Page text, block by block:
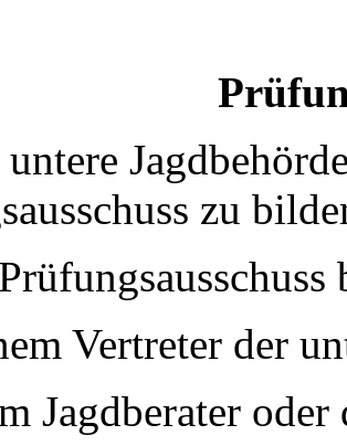
zu
Vertreter der
Jagdberater oder